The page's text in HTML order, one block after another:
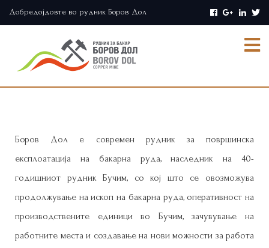
Добредојдовте во рудник Боров Дол
Боров Дол е современ рудник за површинска
експлоатација на бакарна руда, наследник на 40-
годишниот рудник Бучим, со кој што се овозможува
продолжување на ископ на бакарна руда, оперативност на
производствените единици во Бучим, зачувување на
работните места и создавање на нови можности за работа